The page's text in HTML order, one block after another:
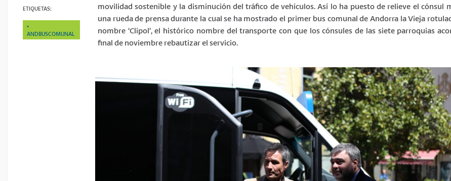
ETIQUETAS:
ANDBUSCOMUNAL
movilidad sostenible y la disminución del tráfico de vehículos. Así lo ha puesto de relieve el cónsul
una rueda de prensa durante la cual se ha mostrado el primer bus comunal de Andorra la Vieja
nombre ‘Clipol’, el histórico nombre del transporte con que los cónsules de las siete parroquias
final de noviembre rebautizar el servicio.